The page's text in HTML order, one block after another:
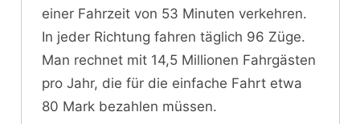
einer Fahrzeit von 53 Minuten verkehren.
In jeder Richtung fahren täglich 96 Züge.
Man rechnet mit 14,5 Millionen Fahrgästen
pro Jahr, die für die einfache Fahrt etwa
80 Mark bezahlen müssen.